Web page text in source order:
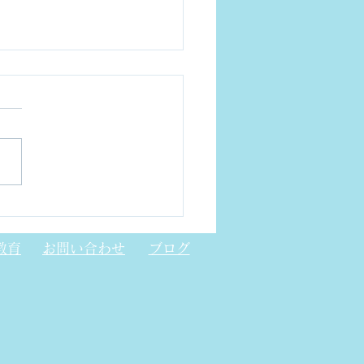
ニック結晶レーザー
について
育 ブログ
お問い合わせ